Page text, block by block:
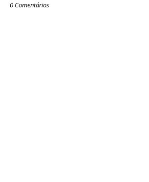
0 Comentários